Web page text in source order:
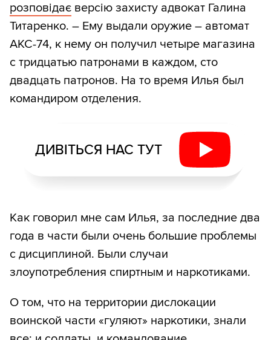
розповідає версію захисту адвокат Галина
Титаренко. – Ему выдали оружие – автомат
АКС-74, к нему он получил четыре магазина
с тридцатью патронами в каждом, сто
двадцать патронов. На то время Илья был
командиром отделения.
ДИВІТЬСЯ НАС ТУТ
Как говорил мне сам Илья, за последние два
года в части были очень большие проблемы
с дисциплиной. Были случаи
злоупотребления спиртным и наркотиками.
О том, что на территории дислокации
воинской части «гуляют» наркотики, знали